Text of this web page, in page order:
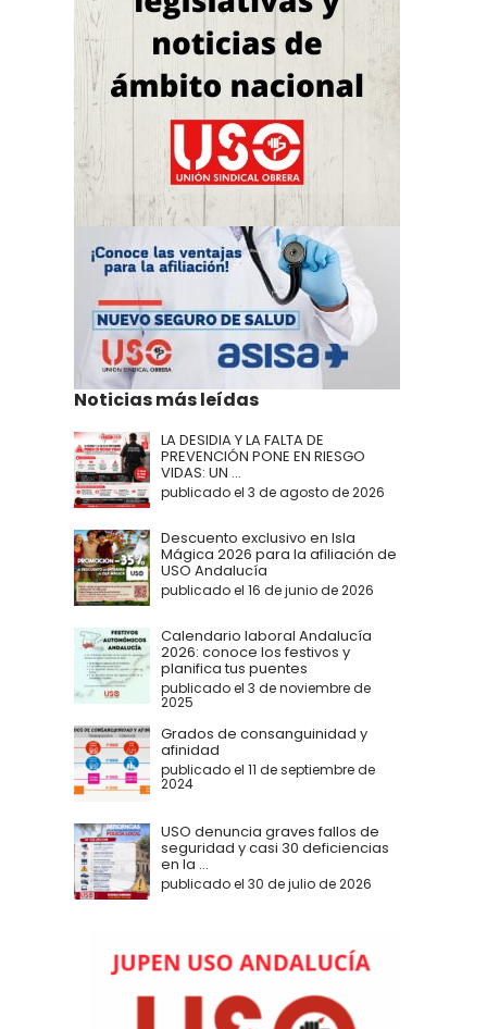
Noticias más leídas
LA DESIDIA Y LA FALTA DE
PREVENCIÓN PONE EN RIESGO
VIDAS: UN ...
publicado el 3 de agosto de 2026
Descuento exclusivo en Isla
Mágica 2026 para la afiliación de
USO Andalucía
publicado el 16 de junio de 2026
Calendario laboral Andalucía
2026: conoce los festivos y
planifica tus puentes
publicado el 3 de noviembre de
2025
Grados de consanguinidad y
afinidad
publicado el 11 de septiembre de
2024
USO denuncia graves fallos de
seguridad y casi 30 deficiencias
en la ...
publicado el 30 de julio de 2026